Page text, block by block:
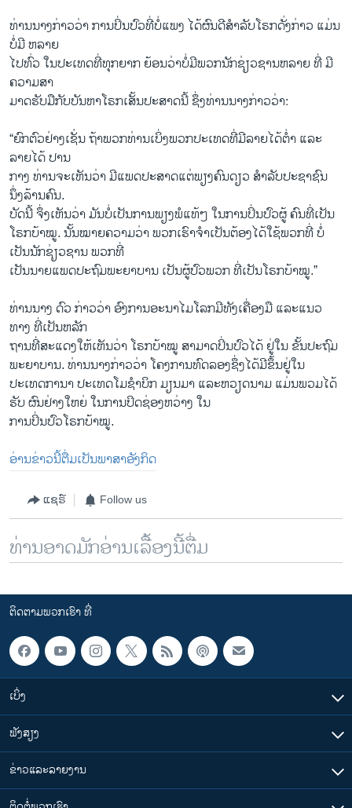
ທ່ານນາງກ່າວວ່າ ການປິ່ນປົວທີ່ບໍ່ແພງ ໄດ້ຜົນດີສຳລັບໂຣກດັ່ງກ່າວ ແມ່ນ
ບໍ່ມີ ຫລາຍ
ໄປທົ່ວ ໃນປະເທດທີ່ທຸກຍາກ ຍ້ອນວ່າບໍ່ມີພວກນັກຊ່ຽວຊານຫລາຍ ທີ່ ມີ
ຄວາມສາ
ມາດຮັບມືກັບບັນຫາໂຣກເສັ້ນປະສາດນີ້ ຊຶ່ງທ່ານນາງກ່າວວ່າ:
“ຍົກຕົວຢ່າງເຊັ່ນ ຖ້າພວກທ່ານເບິ່ງພວກປະເທດທີ່ມີລາຍໄດ້ຕໍ່າ ແລະ
ລາຍໄດ້ ປານ
ກາງ ທ່ານຈະເຫັນວ່າ ມີແພດປະສາດແຕ່ພຽງຄົນດຽວ ສຳລັບປະຊາຊົນ
ນຶ່ງລ້ານຄົນ.
ບັດນີ້ ຈຶ່ງເຫັນວ່າ ມັນບໍ່ເປັນການພຽງພໍແທ້ໆ ໃນການປິ່ນປົວຜູ້ ຄົນທີ່ເປັນ
ໂຣກບ້າໝູ. ນັ້ນໝາຍຄວາມວ່າ ພວກເຮົາຈຳເປັນຕ້ອງໄດ້ໃຊ້ພວກທີ່ ບໍ່
ເປັນນັກຊ່ຽວຊານ ພວກທີ່
ເປັນນາຍແພດປະຖົມພະຍາບານ ເປັນຜູ້ປົວພວກ ທີ່ເປັນໂຣກບ້າໝູ.”
ທ່ານນາງ ດົວ ກ່າວວ່າ ອົງການອະນາໄມໂລກມີທັງເຄື່ອງມື ແລະແນວ
ທາງ ທີ່ເປັນຫລັກ
ຖານທີ່ສະແດງໃຫ້ເຫັນວ່າ ໂຣກບ້າໝູ ສາມາດປິ່ນປົວໄດ້ ຢູ່ໃນ ຂັ້ນປະຖົມ
ພະຍາບານ. ທ່ານນາງກ່າວວ່າ ໂຄງການທົດລອງຊຶ່ງໄດ້ມີຂຶ້ນຢູ່ໃນ
ປະເທດການາ ປະເທດໂມຊຳບິກ ມຽນມາ ແລະຫວຽດນາມ ແມ່ນພວມໄດ້
ຮັບ ຜົນຢ່າງໃຫຍ່ ໃນການປິດຊ່ອງຫວ່າງ ໃນ
ການປິ່ນປົວໂຣກບ້າໝູ.
ອ່ານ​ຂ່າວນີ້​ຕື່ມ​ເປັນ​ພາ​ສາ​ອັງ​ກິດ
ແຊຣ໌ Follow us
ທ່ານອາດມັກອ່ານເລື້ອງນີ້ຕື່ມ
ຕິດຕາມພວກເຮົາ ທີ່
ເບິ່ງ
ຟັງສຽງ
ຂ່າວແລະລາຍງານ